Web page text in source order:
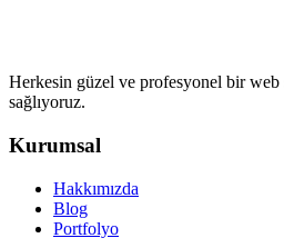
Herkesin güzel ve profesyonel bir web
sağlıyoruz.
Kurumsal
Hakkımızda
Blog
Portfolyo